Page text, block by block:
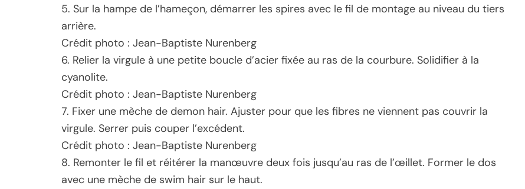
5. Sur la hampe de l’hameçon, démarrer les spires avec le fil de montage au niveau du tiers
arrière.
Crédit photo : Jean-Baptiste Nurenberg
6. Relier la virgule à une petite boucle d’acier fixée au ras de la courbure. Solidifier à la
cyanolite.
Crédit photo : Jean-Baptiste Nurenberg
7. Fixer une mèche de demon hair. Ajuster pour que les fibres ne viennent pas couvrir la
virgule. Serrer puis couper l’excédent.
Crédit photo : Jean-Baptiste Nurenberg
8. Remonter le fil et réitérer la manœuvre deux fois jusqu’au ras de l’œillet. Former le dos
avec une mèche de swim hair sur le haut.